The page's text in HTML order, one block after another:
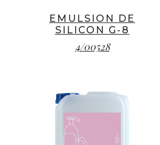
EMULSION DE
SILICON G-8
4/00528